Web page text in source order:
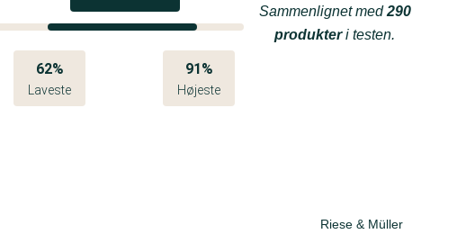
62%
Laveste
91%
Højeste
Sammenlignet med290
produkteri testen.
Riese & Müller